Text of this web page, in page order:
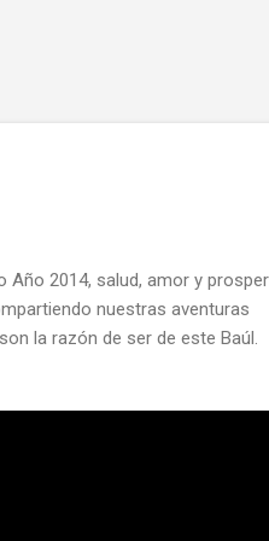
2014, salud, amor y
nuestras aventuras
la razón de ser de este Baúl.